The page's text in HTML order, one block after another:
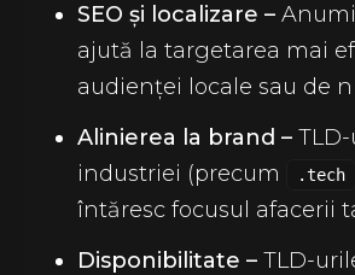
SEO și localizare –
ajută la targetarea mai
audienței locale sau de
Alinierea la brand –
industriei (precum
.tech
întăresc focusul afacerii
Disponibilitate – TLD-